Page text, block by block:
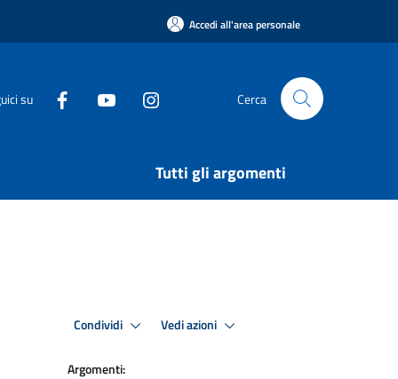
Accedi all'area personale
su Cerca
Tutti gli argomenti
Condividi Vedi azioni
Argomenti: